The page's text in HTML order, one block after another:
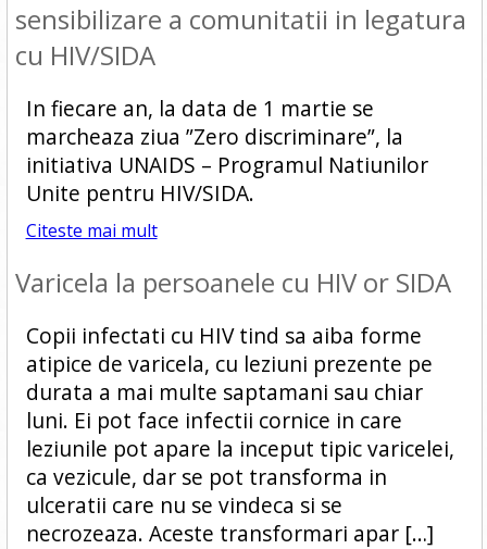
sensibilizare a comunitatii in legatura
cu HIV/SIDA
In fiecare an, la data de 1 martie se
marcheaza ziua ”Zero discriminare”, la
initiativa UNAIDS – Programul Natiunilor
Unite pentru HIV/SIDA.
Citeste mai mult
Varicela la persoanele cu HIV or SIDA
Copii infectati cu HIV tind sa aiba forme
atipice de varicela, cu leziuni prezente pe
durata a mai multe saptamani sau chiar
luni. Ei pot face infectii cornice in care
leziunile pot apare la inceput tipic varicelei,
ca vezicule, dar se pot transforma in
ulceratii care nu se vindeca si se
necrozeaza. Aceste transformari apar […]